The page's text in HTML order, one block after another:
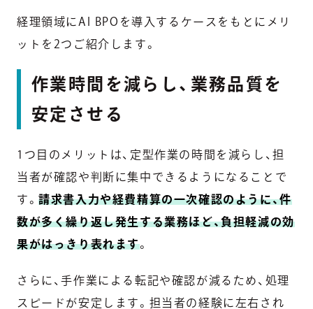
経理領域にAI BPOを導入するケースをもとにメリ
ットを2つご紹介します。
作業時間を減らし、業務品質を
安定させる
1つ目のメリットは、定型作業の時間を減らし、担
当者が確認や判断に集中できるようになることで
す。請求書入力や経費精算の一次確認のように、件
数が多く繰り返し発生する業務ほど、負担軽減の効
果がはっきり表れます。
さらに、手作業による転記や確認が減るため、処理
スピードが安定します。担当者の経験に左右され